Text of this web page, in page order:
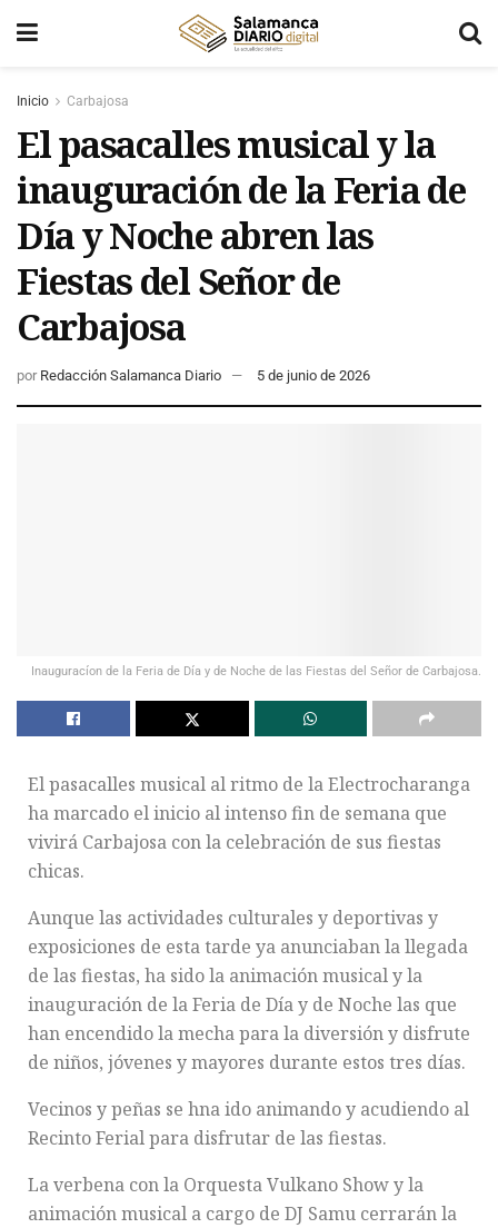
Inicio Carbajosa
El pasacalles musical y la
inauguración de la Feria de
Día y Noche abren las
Fiestas del Señor de
Carbajosa
por Redacción Salamanca Diario 5 de junio de 2026
Inauguracíon de la Feria de Día y de Noche de las Fiestas del Señor de Carbajosa.
El pasacalles musical al ritmo de la Electrocharanga
ha marcado el inicio al intenso fin de semana que
vivirá Carbajosa con la celebración de sus fiestas
chicas.
Aunque las actividades culturales y deportivas y
exposiciones de esta tarde ya anunciaban la llegada
de las fiestas, ha sido la animación musical y la
inauguración de la Feria de Día y de Noche las que
han encendido la mecha para la diversión y disfrute
de niños, jóvenes y mayores durante estos tres días.
Vecinos y peñas se hna ido animando y acudiendo al
Recinto Ferial para disfrutar de las fiestas.
La verbena con la Orquesta Vulkano Show y la
animación musical a cargo de DJ Samu cerrarán la